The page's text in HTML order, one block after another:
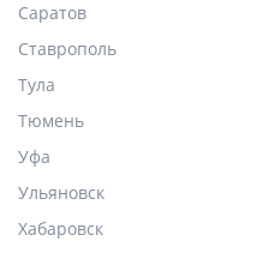
Саратов
Ставрополь
Тула
Тюмень
Уфа
Ульяновск
Хабаровск